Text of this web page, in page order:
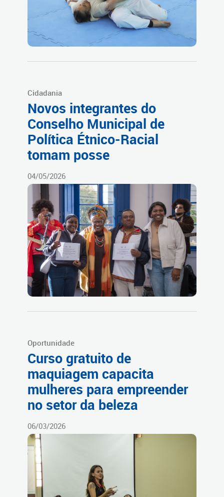
Cidadania
Novos integrantes do
Conselho Municipal de
Política Étnico-Racial
tomam posse
04/05/2026
Oportunidade
Curso gratuito de
maquiagem capacita
mulheres para empreender
no setor da beleza
06/03/2026